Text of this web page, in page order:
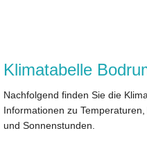
Klimatabelle
Nachfolgend finden Sie die
Informationen zu
und Sonnenstunden.